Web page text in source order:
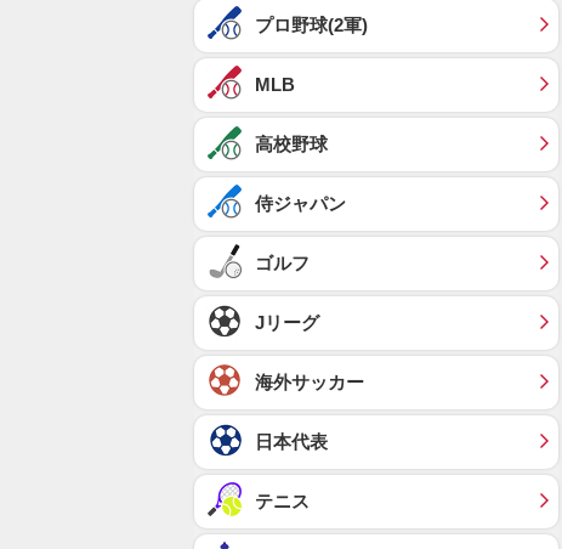
プロ野球(2軍)
MLB
高校野球
侍ジャパン
ゴルフ
Jリーグ
海外サッカー
日本代表
テニス